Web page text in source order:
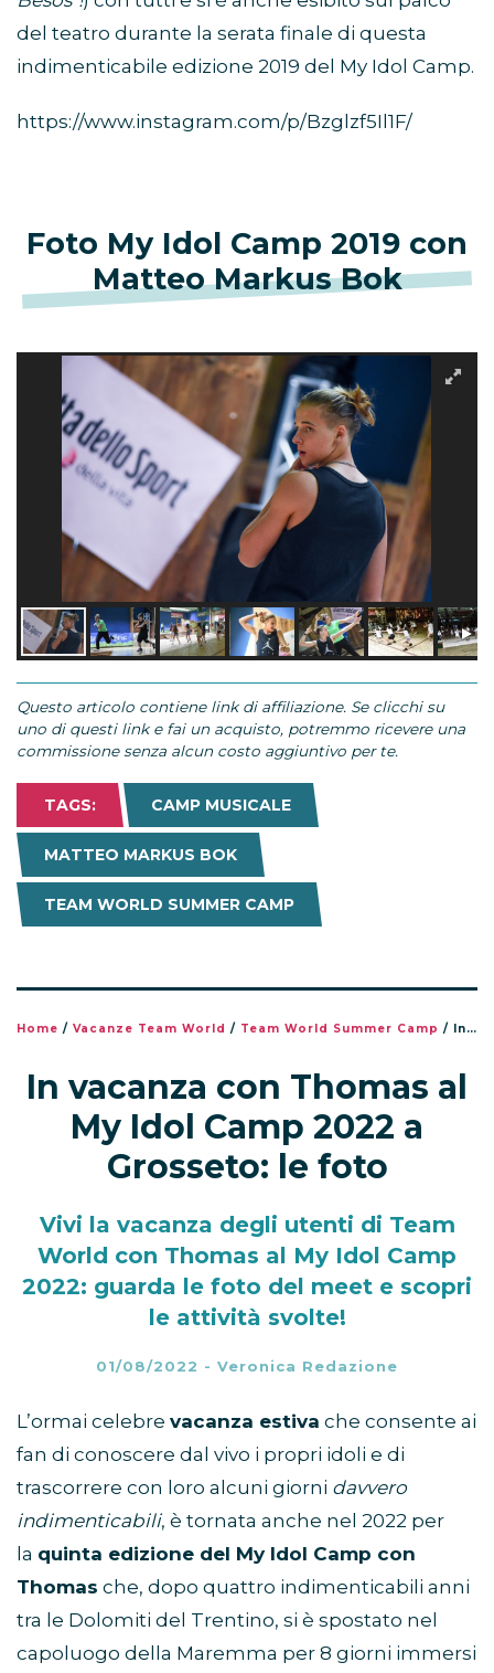
del teatro durante la serata finale di questa
indimenticabile edizione 2019 del My Idol Camp.
https://www.instagram.com/p/Bzglzf5Il1F/
Foto My Idol Camp 2019 con
Matteo Markus Bok
Questo articolo contiene link di affiliazione. Se clicchi su
uno di questi link e fai un acquisto, potremmo ricevere una
commissione senza alcun costo aggiuntivo per te.
TAGS: CAMP MUSICALE
MATTEO MARKUS BOK
TEAM WORLD SUMMER CAMP
Home / Vacanze Team World / Team World Summer Camp / In vacanza con Thomas al My Idol Camp 2022 a Grosseto: le foto
In vacanza con Thomas al
My Idol Camp 2022 a
Grosseto: le foto
Vivi la vacanza degli utenti di Team
World con Thomas al My Idol Camp
2022: guarda le foto del meet e scopri
le attività svolte!
01/08/2022 - Veronica Redazione
L’ormai celebre vacanza estiva che consente ai
fan di conoscere dal vivo i propri idoli e di
trascorrere con loro alcuni giorni davvero
indimenticabili, è tornata anche nel 2022 per
la quinta edizione del My Idol Camp con
Thomas che, dopo quattro indimenticabili anni
tra le Dolomiti del Trentino, si è spostato nel
capoluogo della Maremma per 8 giorni immersi